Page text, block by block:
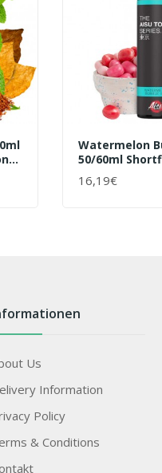
Watermelon
50/60ml
Liquid
16,19€
+ WARENKORB
Us
Information
Policy
& Conditions